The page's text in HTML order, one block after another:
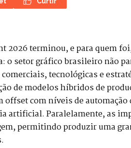
2026 terminou, e para quem
o setor gráfico brasileiro não
tecnológicas e
de modelos híbridos de
offset com níveis de
artificial. Paralelamente, as
permitindo produzir uma